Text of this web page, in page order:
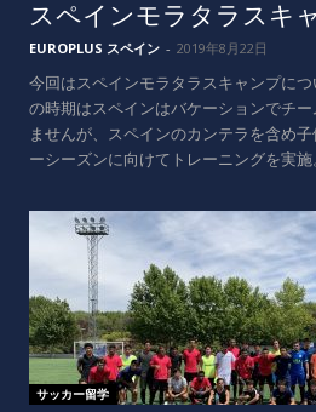
スペインモラタラスキ
EUROPLUS スペイン - 2019年8月22日
今回はスペインモラタラスキャンプにつ
の時期はスペインはバケーションでチ
ませんが、スペインのカンテラを含め
ーシーズンに向けてトレーニングを実施。
サッカー留学